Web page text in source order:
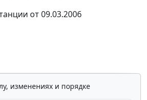
от 09.03.2006
изменениях и порядке